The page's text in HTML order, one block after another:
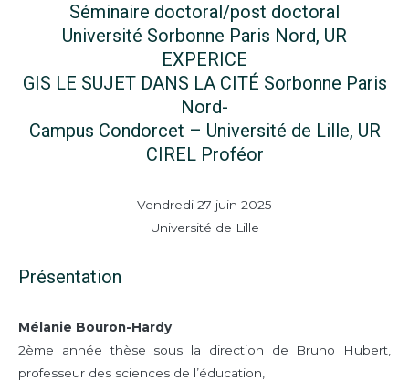
Séminaire doctoral/post doctoral
Université Sorbonne Paris Nord, UR
EXPERICE
GIS LE SUJET DANS LA CITÉ Sorbonne Paris
Nord-
Campus Condorcet – Université de Lille, UR
CIREL Proféor
Vendredi 27 juin 2025
Université de Lille
Présentation
Mélanie Bouron-Hardy
2ème année thèse sous la direction de Bruno Hubert,
professeur des sciences de l’éducation,